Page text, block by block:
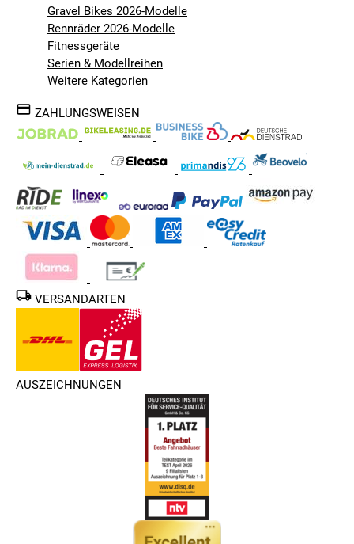
Gravel Bikes 2026-Modelle
Rennräder 2026-Modelle
Fitnessgeräte
Serien & Modellreihen
Weitere Kategorien
ZAHLUNGSWEISEN
VERSANDARTEN
AUSZEICHNUNGEN